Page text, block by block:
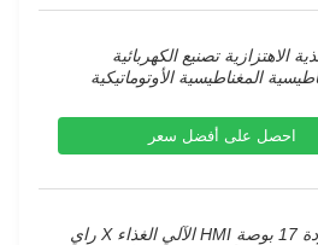
تصنيع الكهربائية
المغناطيسية الأوتوماتيكية
المزدوجة
على أفضل سعر
عالية الجودة 17 بوصة HMI الآلي الغذاء X راي